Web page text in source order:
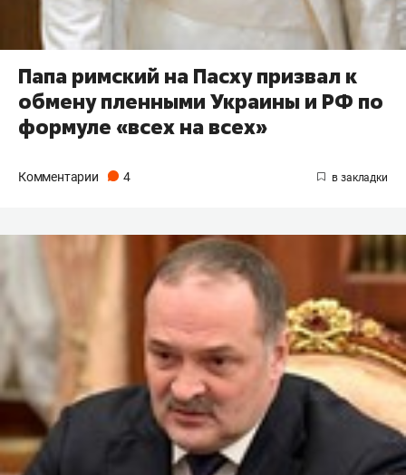
Папа римский на Пасху призвал к
обмену пленными Украины и РФ по
формуле «всех на всех»
Комментарии 4